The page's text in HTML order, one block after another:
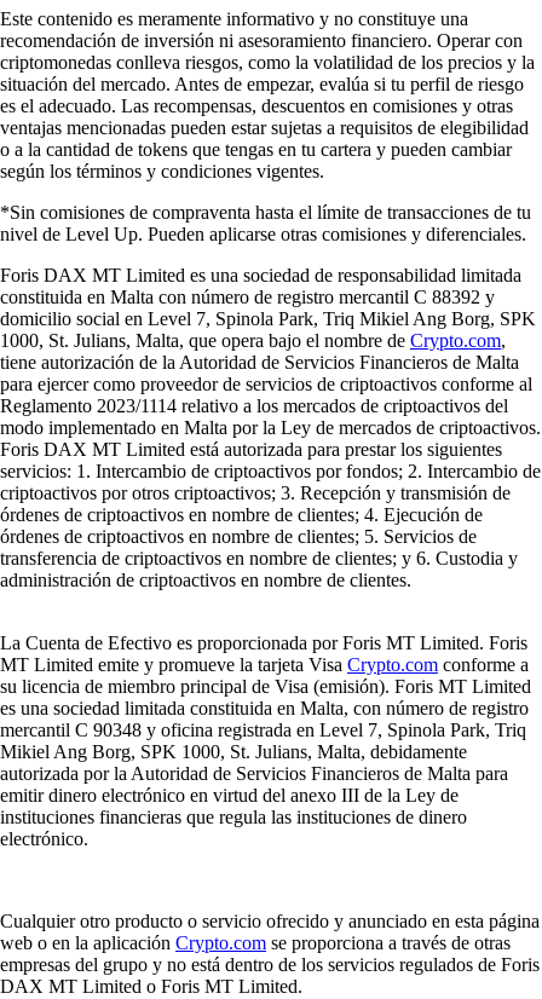
Este contenido es meramente informativo y no constituye una
recomendación de inversión ni asesoramiento financiero. Operar con
criptomonedas conlleva riesgos, como la volatilidad de los precios y la
situación del mercado. Antes de empezar, evalúa si tu perfil de riesgo
es el adecuado. Las recompensas, descuentos en comisiones y otras
ventajas mencionadas pueden estar sujetas a requisitos de elegibilidad
o a la cantidad de tokens que tengas en tu cartera y pueden cambiar
según los términos y condiciones vigentes.
*Sin comisiones de compraventa hasta el límite de transacciones de tu
nivel de Level Up. Pueden aplicarse otras comisiones y diferenciales.
Foris DAX MT Limited es una sociedad de responsabilidad limitada
constituida en Malta con número de registro mercantil C 88392 y
domicilio social en Level 7, Spinola Park, Triq Mikiel Ang Borg, SPK
1000, St. Julians, Malta, que opera bajo el nombre de Crypto.com,
tiene autorización de la Autoridad de Servicios Financieros de Malta
para ejercer como proveedor de servicios de criptoactivos conforme al
Reglamento 2023/1114 relativo a los mercados de criptoactivos del
modo implementado en Malta por la Ley de mercados de criptoactivos.
Foris DAX MT Limited está autorizada para prestar los siguientes
servicios: 1. Intercambio de criptoactivos por fondos; 2. Intercambio de
criptoactivos por otros criptoactivos; 3. Recepción y transmisión de
órdenes de criptoactivos en nombre de clientes; 4. Ejecución de
órdenes de criptoactivos en nombre de clientes; 5. Servicios de
transferencia de criptoactivos en nombre de clientes; y 6. Custodia y
administración de criptoactivos en nombre de clientes.
La Cuenta de Efectivo es proporcionada por Foris MT Limited. Foris
MT Limited emite y promueve la tarjeta Visa Crypto.com conforme a
su licencia de miembro principal de Visa (emisión). Foris MT Limited
es una sociedad limitada constituida en Malta, con número de registro
mercantil C 90348 y oficina registrada en Level 7, Spinola Park, Triq
Mikiel Ang Borg, SPK 1000, St. Julians, Malta, debidamente
autorizada por la Autoridad de Servicios Financieros de Malta para
emitir dinero electrónico en virtud del anexo III de la Ley de
instituciones financieras que regula las instituciones de dinero
electrónico.
Cualquier otro producto o servicio ofrecido y anunciado en esta página
web o en la aplicación Crypto.com se proporciona a través de otras
empresas del grupo y no está dentro de los servicios regulados de Foris
DAX MT Limited o Foris MT Limited.